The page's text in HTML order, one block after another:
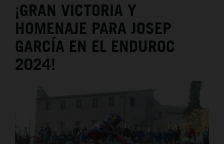
¡GRAN VICTORIA Y
HOMENAJE PARA JOSEP
GARCÍA EN EL ENDUROC
2024!